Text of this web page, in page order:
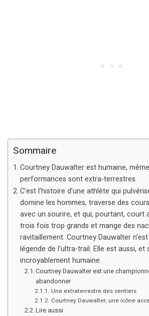
Sommaire
Courtney Dauwalter est humaine,
performances sont extra-terrestres.
C’est l’histoire d’une athlète qui
domine les hommes, traverse des
avec un sourire, et qui, pourtant, court
trois fois trop grands et mange des
ravitaillement. Courtney Dauwalter
légende de l’ultra-trail. Elle est aussi, et
incroyablement humaine.
Courtney Dauwalter est une
abandonner
Une extraterrestre des sentiers
Courtney Dauwalter, une icône
Lire aussi